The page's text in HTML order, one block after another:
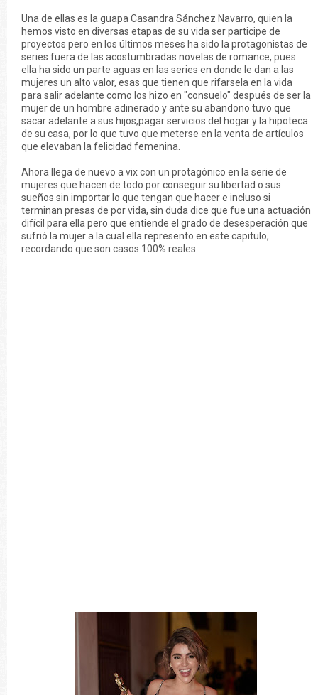
Una de ellas es la guapa Casandra Sánchez Navarro, quien la
hemos visto en diversas etapas de su vida ser participe de
proyectos pero en los últimos meses ha sido la protagonistas de
series fuera de las acostumbradas novelas de romance, pues
ella ha sido un parte aguas en las series en donde le dan a las
mujeres un alto valor, esas que tienen que rifarsela en la vida
para salir adelante como los hizo en "consuelo" después de ser la
mujer de un hombre adinerado y ante su abandono tuvo que
sacar adelante a sus hijos,pagar servicios del hogar y la hipoteca
de su casa, por lo que tuvo que meterse en la venta de artículos
que elevaban la felicidad femenina.
Ahora llega de nuevo a vix con un protagónico en la serie de
mujeres que hacen de todo por conseguir su libertad o sus
sueños sin importar lo que tengan que hacer e incluso si
terminan presas de por vida, sin duda dice que fue una actuación
difícil para ella pero que entiende el grado de desesperación que
sufrió la mujer a la cual ella represento en este capitulo,
recordando que son casos 100% reales.